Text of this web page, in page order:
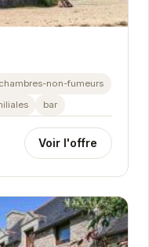
chambres-non-fumeurs
bar
Voir l'offre